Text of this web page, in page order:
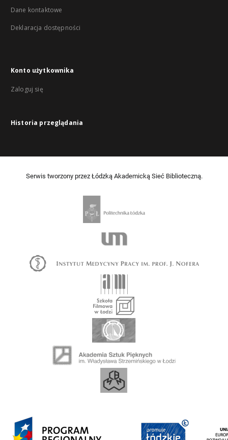
Dane kontaktowe
Deklaracja dostępności
Konto użytkownika
Zaloguj się
Historia przeglądania
Serwis tworzony przez Łódzką Akademicką Sieć Biblioteczną.